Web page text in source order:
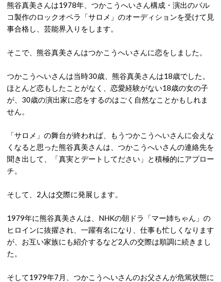
熊谷真美さんは1978年、つかこうへいさん構成・演出のパル
コ製作のロックオペラ「サロメ」のオーディションを受けて見
事合格し、芸能界入りをします。
そこで、熊谷真美さんはつかこうへいさんに恋をしました。
つかこうへいさんは当時30歳、熊谷真美さんは18歳でした。
ほとんど恋もしたことがなく、恋愛経験がない18歳の女の子
が、30歳の演出家に恋をするのはごく自然なことかもしれま
せん。
「サロメ」の舞台が終われば、もうつかこうへいさんに会えな
くなると思った熊谷真美さんは、つかこうへいさんの連絡先を
聞き出して、「真実とデートしてださい」と積極的にアプロー
チ。
そして、2人は交際に発展します。
1979年に熊谷真美さんは、NHKの朝ドラ「マー姉ちゃん」の
ヒロインに抜擢され、一躍有名になり、仕事も忙しくなります
が、お互い家族にも紹介するなど2人の交際は順調に続きまし
た。
そして1979年7月、つかこうへいさんのお父さんが危篤状態に